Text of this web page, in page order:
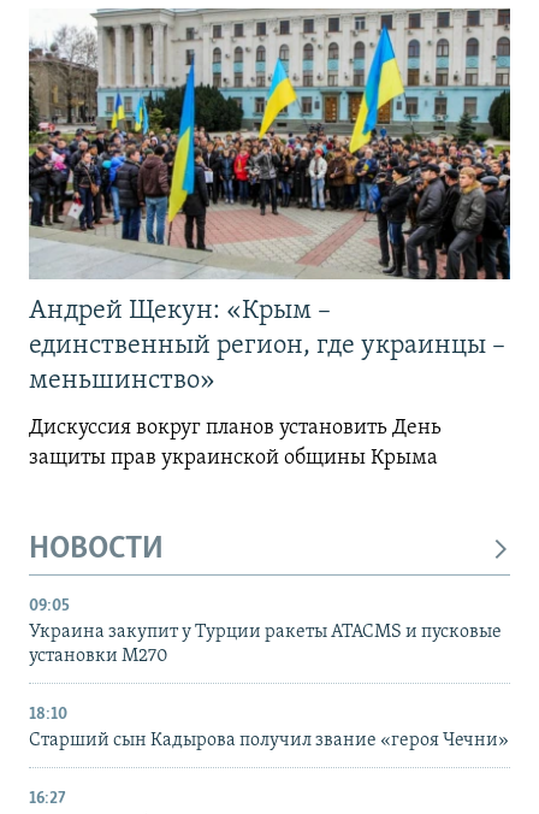
Андрей Щекун: «Крым –
единственный регион, где украинцы –
меньшинство»
Дискуссия вокруг планов установить День
защиты прав украинской общины Крыма
НОВОСТИ
09:05
Украина закупит у Турции ракеты ATACMS и пусковые
установки M270
18:10
Старший сын Кадырова получил звание «героя Чечни»
16:27